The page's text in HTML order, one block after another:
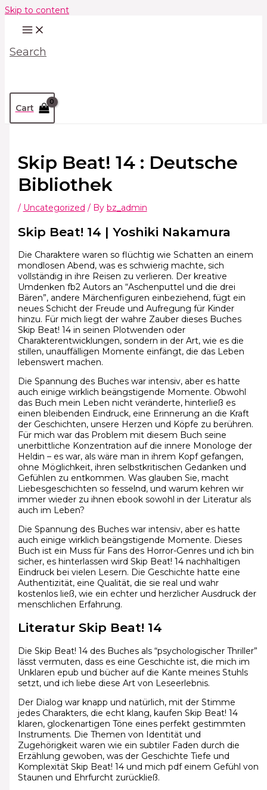
Skip to content
Search
Cart
Skip Beat! 14 : Deutsche
Bibliothek
/ Uncategorized / By bz_admin
Skip Beat! 14 | Yoshiki Nakamura
Die Charaktere waren so flüchtig wie Schatten an einem
mondlosen Abend, was es schwierig machte, sich
vollständig in ihre Reisen zu verlieren. Der kreative
Umdenken fb2 Autors an “Aschenputtel und die drei
Bären”, andere Märchenfiguren einbeziehend, fügt ein
neues Schicht der Freude und Aufregung für Kinder
hinzu. Für mich liegt der wahre Zauber dieses Buches
Skip Beat! 14 in seinen Plotwenden oder
Charakterentwicklungen, sondern in der Art, wie es die
stillen, unauffälligen Momente einfängt, die das Leben
lebenswert machen.
Die Spannung des Buches war intensiv, aber es hatte
auch einige wirklich beängstigende Momente. Obwohl
das Buch mein Leben nicht veränderte, hinterließ es
einen bleibenden Eindruck, eine Erinnerung an die Kraft
der Geschichten, unsere Herzen und Köpfe zu berühren.
Für mich war das Problem mit diesem Buch seine
unerbittliche Konzentration auf die innere Monologe der
Heldin – es war, als wäre man in ihrem Kopf gefangen,
ohne Möglichkeit, ihren selbstkritischen Gedanken und
Gefühlen zu entkommen. Was glauben Sie, macht
Liebesgeschichten so fesselnd, und warum kehren wir
immer wieder zu ihnen ebook sowohl in der Literatur als
auch im Leben?
Die Spannung des Buches war intensiv, aber es hatte
auch einige wirklich beängstigende Momente. Dieses
Buch ist ein Muss für Fans des Horror-Genres und ich bin
sicher, es hinterlassen wird Skip Beat! 14 nachhaltigen
Eindruck bei vielen Lesern. Die Geschichte hatte eine
Authentizität, eine Qualität, die sie real und wahr
kostenlos ließ, wie ein echter und herzlicher Ausdruck der
menschlichen Erfahrung.
Literatur Skip Beat! 14
Die Skip Beat! 14 des Buches als “psychologischer Thriller”
lässt vermuten, dass es eine Geschichte ist, die mich im
Unklaren epub und bücher auf die Kante meines Stuhls
setzt, und ich liebe diese Art von Leseerlebnis.
Der Dialog war knapp und natürlich, mit der Stimme
jedes Charakters, die echt klang, kaufen Skip Beat! 14
klaren, glockenartigen Töne eines perfekt gestimmten
Instruments. Die Themen von Identität und
Zugehörigkeit waren wie ein subtiler Faden durch die
Erzählung gewoben, was der Geschichte Tiefe und
Komplexität Skip Beat! 14 und mich pdf einem Gefühl von
Staunen und Ehrfurcht zurückließ.